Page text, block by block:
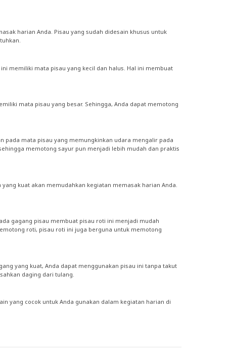
harian Anda. Pisau yang sudah didesain khusus untuk
memiliki mata pisau yang kecil dan halus. Hal ini membuat
mata pisau yang besar. Sehingga, Anda dapat memotong
pada mata pisau yang memungkinkan udara mengalir pada
memotong sayur pun menjadi lebih mudah dan praktis
kuat akan memudahkan kegiatan memasak harian Anda.
gagang pisau membuat pisau roti ini menjadi mudah
roti, pisau roti ini juga berguna untuk memotong
yang kuat, Anda dapat menggunakan pisau ini tanpa takut
daging dari tulang.
yang cocok untuk Anda gunakan dalam kegiatan harian di